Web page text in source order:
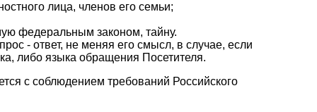
лица, членов его семьи;
федеральным законом, тайну.
- ответ, не меняя его смысл, в случае, если
либо языка обращения Посетителя.
с соблюдением требований Российского